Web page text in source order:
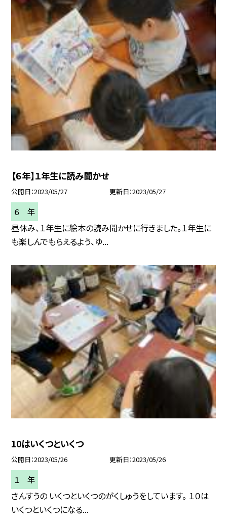
【６年】１年生に読み聞かせ
公開日 2023/05/27 更新日 2023/05/27
６ 年
昼休み、１年生に絵本の読み聞かせに行きました。１年生に
も楽しんでもらえるよう、ゆ...
10はいくつといくつ
公開日 2023/05/26 更新日 2023/05/26
１ 年
さんすうの いくつといくつのがくしゅうをしています。 １０は
いくつといくつになる...